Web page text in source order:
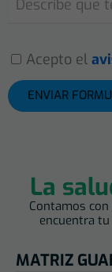
Acepto el
ENVIAR
La
Contamos
encuentra
MATRIZ